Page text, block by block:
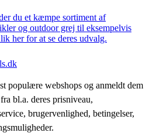
du et kæmpe sortiment af
og outdoor grej til eksempelvis
her for at se deres udvalg.
populære webshops og anmeldt dem
bl.a. deres prisniveau,
brugervenlighed, betingelser,